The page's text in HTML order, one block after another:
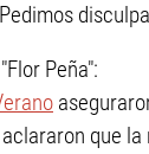
"Flor Peña":
que